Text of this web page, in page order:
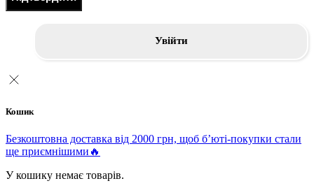
Увійти
Кошик
Безкоштовна доставка від 2000 грн, щоб б’юті-покупки стали
ще приємнішими🔥
У кошику немає товарів.